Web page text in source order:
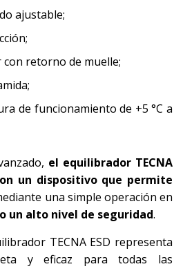
ajustable;
retorno de muelle;
de funcionamiento de +5 °C a
el equilibrador TECNA
un dispositivo que permite
una simple operación en
un alto nivel de seguridad.
TECNA ESD representa
y eficaz para todas las